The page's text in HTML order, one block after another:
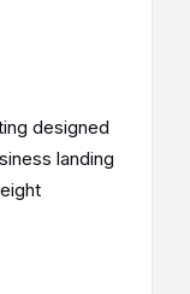
designed
landing